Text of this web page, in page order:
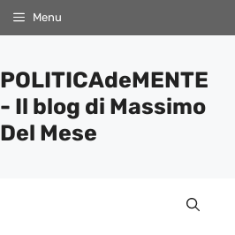
Menu
POLITICAdeMENTE
- Il blog di Massimo
Del Mese